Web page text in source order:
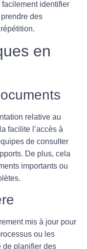
identifier
des
en
relative au
facilite l’accès à
de consulter
De plus, cela
importants ou
mis à jour pour
ou les
de planifier des